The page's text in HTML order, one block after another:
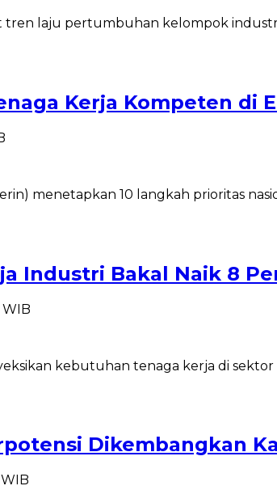
laju pertumbuhan kelompok
Kerja Kompeten di
menetapkan 10 langkah prioritas
Industri Bakal Naik 8
WIB
kebutuhan tenaga kerja di
Dikembangkan